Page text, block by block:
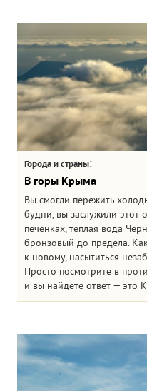
Города и страны:
В горы Крыма
Вы смогли пережить
будни, вы заслужили
печенках, теплая вода
бронзовый до предела.
к новому, насытиться
Просто посмотрите в
и вы найдете ответ — это